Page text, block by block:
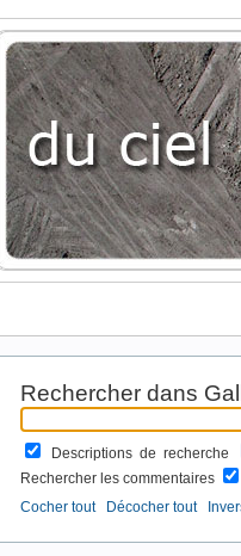
Rechercher dans
Descriptions de recherche
Rechercher les commentaires
Cocher tout
Décocher tout